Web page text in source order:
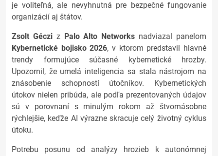
je voliteľná, ale nevyhnutná pre bezpečné fungovanie
organizácií aj štátov.
Zsolt Géczi z Palo Alto Networks nadviazal panelom
Kybernetické bojisko 2026, v ktorom predstavil hlavné
trendy formujúce súčasné kybernetické hrozby.
Upozornil, že umelá inteligencia sa stala nástrojom na
znásobenie schopností útočníkov. Kybernetických
útokov nielen pribúda, ale podľa prezentovaných údajov
sú v porovnaní s minulým rokom až štvornásobne
rýchlejšie, keďže AI výrazne skracuje celý životný cyklus
útoku.
Potrebu posunu od analýzy hrozieb k autonómnej